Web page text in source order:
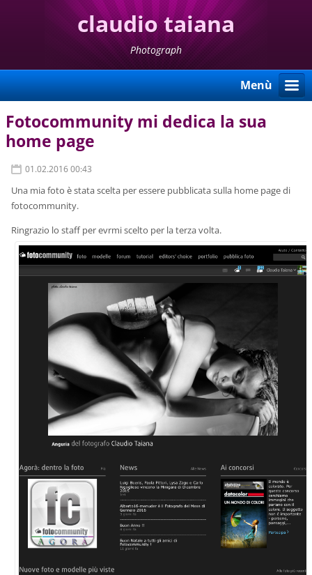
claudio taiana
Photograph
Menù
Fotocommunity mi dedica la sua
home page
01.02.2016 00:43
Una mia foto è stata scelta per essere pubblicata sulla home page di
fotocommunity.
Ringrazio lo staff per evrmi scelto per la terza volta.